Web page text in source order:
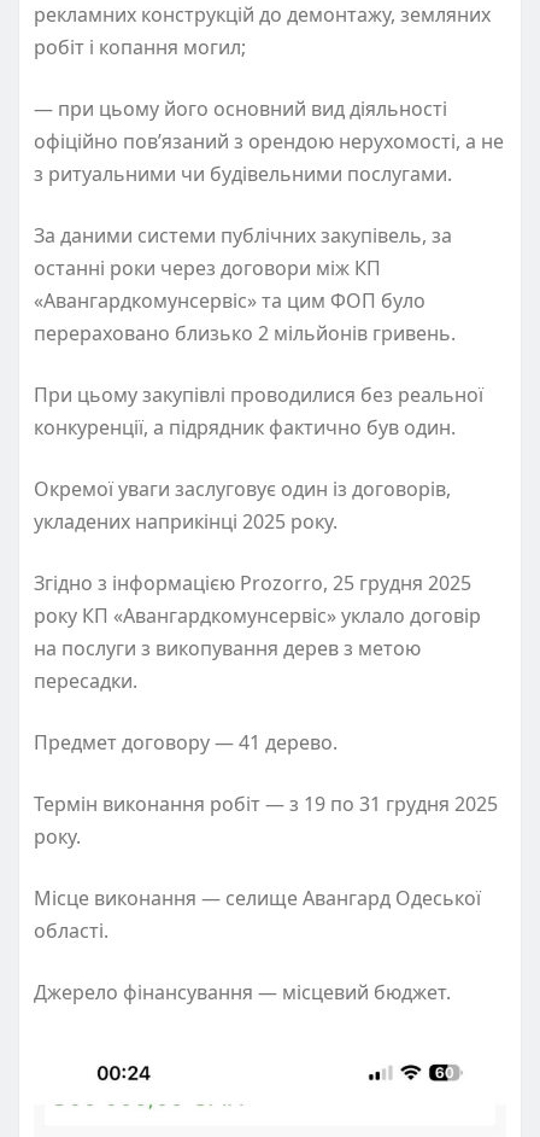
рекламних конструкцій до демонтажу, земляних
робіт і копання могил;
— при цьому його основний вид діяльності
офіційно пов’язаний з орендою нерухомості, а не
з ритуальними чи будівельними послугами.
За даними системи публічних закупівель, за
останні роки через договори між КП
«Авангардкомунсервіс» та цим ФОП було
перераховано близько 2 мільйонів гривень.
При цьому закупівлі проводилися без реальної
конкуренції, а підрядник фактично був один.
Окремої уваги заслуговує один із договорів,
укладених наприкінці 2025 року.
Згідно з інформацією Prozorro, 25 грудня 2025
року КП «Авангардкомунсервіс» уклало договір
на послуги з викопування дерев з метою
пересадки.
Предмет договору — 41 дерево.
Термін виконання робіт — з 19 по 31 грудня 2025
року.
Місце виконання — селище Авангард Одеської
області.
Джерело фінансування — місцевий бюджет.